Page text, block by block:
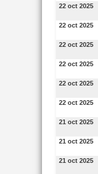
22 oct 2025
22 oct 2025
22 oct 2025
22 oct 2025
22 oct 2025
22 oct 2025
21 oct 2025
21 oct 2025
21 oct 2025